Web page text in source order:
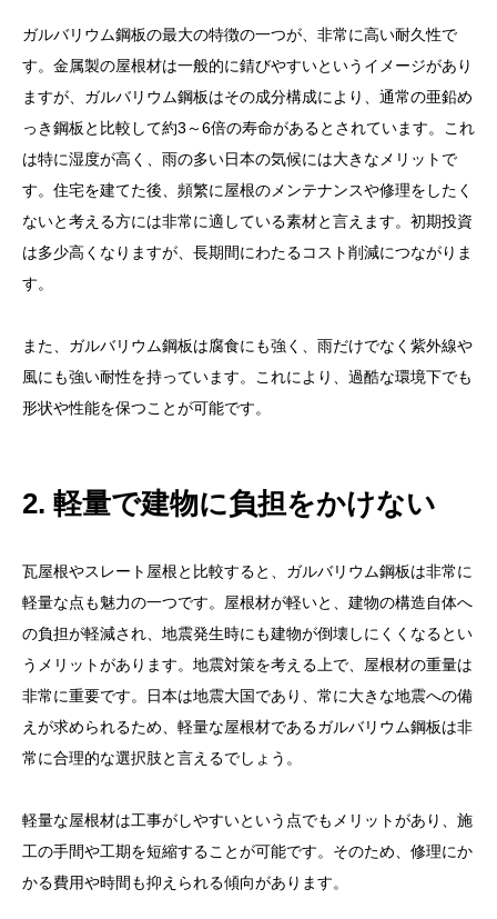
ガルバリウム鋼板の最大の特徴の一つが、非常に高い耐久性で
す。金属製の屋根材は一般的に錆びやすいというイメージがあり
ますが、ガルバリウム鋼板はその成分構成により、通常の亜鉛め
っき鋼板と比較して約3～6倍の寿命があるとされています。これ
は特に湿度が高く、雨の多い日本の気候には大きなメリットで
す。住宅を建てた後、頻繁に屋根のメンテナンスや修理をしたく
ないと考える方には非常に適している素材と言えます。初期投資
は多少高くなりますが、長期間にわたるコスト削減につながりま
す。
また、ガルバリウム鋼板は腐食にも強く、雨だけでなく紫外線や
風にも強い耐性を持っています。これにより、過酷な環境下でも
形状や性能を保つことが可能です。
2. 軽量で建物に負担をかけない
瓦屋根やスレート屋根と比較すると、ガルバリウム鋼板は非常に
軽量な点も魅力の一つです。屋根材が軽いと、建物の構造自体へ
の負担が軽減され、地震発生時にも建物が倒壊しにくくなるとい
うメリットがあります。地震対策を考える上で、屋根材の重量は
非常に重要です。日本は地震大国であり、常に大きな地震への備
えが求められるため、軽量な屋根材であるガルバリウム鋼板は非
常に合理的な選択肢と言えるでしょう。
軽量な屋根材は工事がしやすいという点でもメリットがあり、施
工の手間や工期を短縮することが可能です。そのため、修理にか
かる費用や時間も抑えられる傾向があります。